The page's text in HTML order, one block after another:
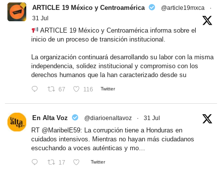
ARTICLE 19 México y Centroamérica @article19mxca
·
31 Jul
ARTICLE 19 México y Centroamérica informa sobre el
inicio de un proceso de transición institucional.
La organización continuará desarrollando su labor con la misma
independencia, solidez institucional y compromiso con los
derechos humanos que la han caracterizado desde su
67 116 Twitter
En Alta Voz @diarioenaltavoz · 31 Jul
RT @MaribelE59: La corrupción tiene a Honduras en
cuidados intensivos. Mientras no hayan más ciudadanos
escuchando a voces auténticas y mo…
17 Twitter